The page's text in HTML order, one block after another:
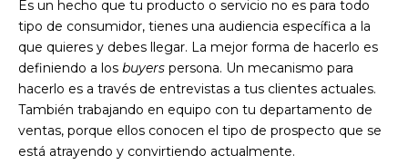
Es un hecho que tu producto o servicio no es para todo
tipo de consumidor, tienes una audiencia específica a la
que quieres y debes llegar. La mejor forma de hacerlo es
definiendo a los buyers persona. Un mecanismo para
hacerlo es a través de entrevistas a tus clientes actuales.
También trabajando en equipo con tu departamento de
ventas, porque ellos conocen el tipo de prospecto que se
está atrayendo y convirtiendo actualmente.